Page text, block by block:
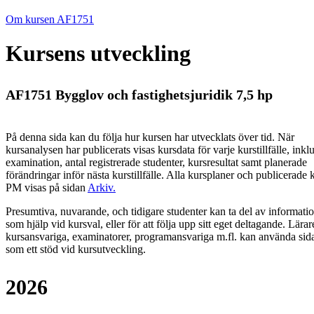
Om kursen AF1751
Kursens utveckling
AF1751 Bygglov och fastighetsjuridik 7,5 hp
På denna sida kan du följa hur kursen har utvecklats över tid. När
kursanalysen har publicerats visas kursdata för varje kurstillfälle,
examination, antal registrerade studenter, kursresultat samt planerade
förändringar inför nästa kurstillfälle. Alla kursplaner och publicerade
PM visas på sidan Arkiv.
Presumtiva, nuvarande, och tidigare studenter kan ta del av
som hjälp vid kursval, eller för att följa upp sitt eget deltagande.
kursansvariga, examinatorer, programansvariga m.fl. kan använda
som ett stöd vid kursutveckling.
2026